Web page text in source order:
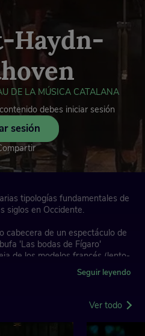
Haydn-
DE LA MÚSICA CATALANA
debes iniciar sesión
sesión
tipologías fundamentales de
siglos en Occidente.
cabecera de un espectáculo de
'Las bodas de Fígaro'
de los modelos francés (lento-
de Haydn escrito para el
Esterházy, Joseph Weigl,
entre el violonchelo y la
Seguir leyendo
Ver todo